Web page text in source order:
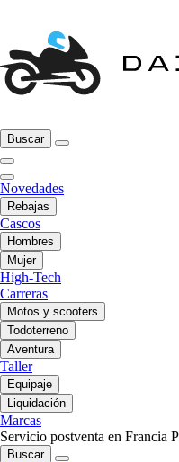
Buscar
Novedades
Rebajas
Cascos
Hombres
Mujer
High-Tech
Carreras
Motos y scooters
Todoterreno
Aventura
Taller
Equipaje
Liquidación
Marcas
Servicio postventa en Francia
Buscar